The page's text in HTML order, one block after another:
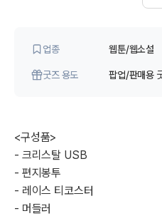
업종 웹툰/웹소설
굿즈 용도 팝업/판매용
<구성품>
- 크리스탈 USB
- 편지봉투
- 레이스 티코스터
- 머들러